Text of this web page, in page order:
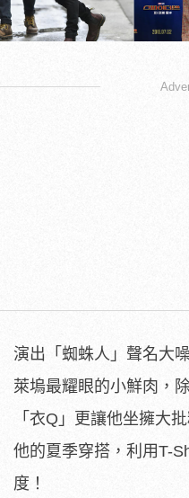
演出「蜘蛛人」聲名大
萊塢最耀眼的小鮮肉，
「衣Q」更讓他坐擁大
他的夏季穿搭，利用T-
度！